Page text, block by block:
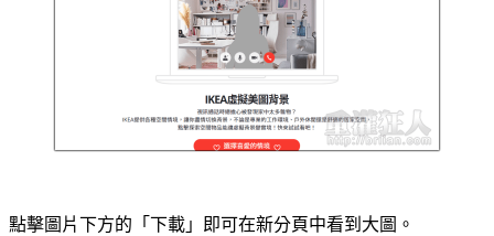
點擊圖片下方的「下載」即可在新分頁中看到大圖。